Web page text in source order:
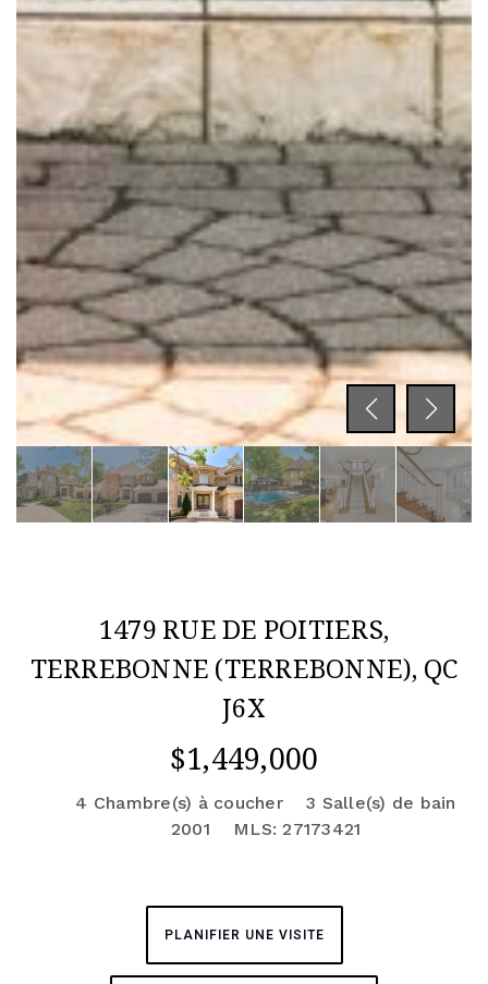
1479 RUE DE POITIERS,
TERREBONNE (TERREBONNE), QC
J6X
$1,449,000
4 Chambre(s) à coucher
3 Salle(s) de bain
2001
MLS: 27173421
PLANIFIER UNE VISITE